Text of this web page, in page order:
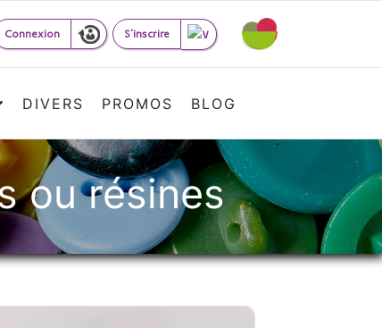
Connexion S'inscrire
DIVERS PROMOS BLOG
ou résines